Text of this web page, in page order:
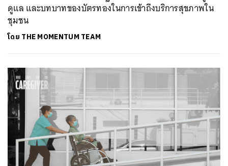
ดูแล และบทบาทของบัตรทองในการเข้าถึงบริการสุขภาพใน
ชุมชน
โดย THE MOMENTUM TEAM